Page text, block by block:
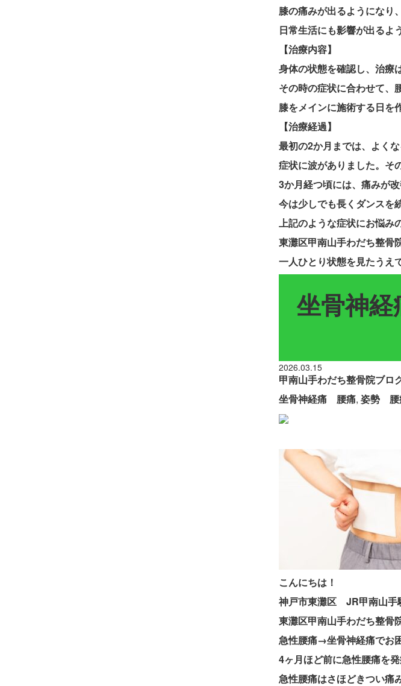
膝の痛みが出るようになり
日常生活にも影響が出るよ
【治療内容】
身体の状態を確認し、治療
その時の症状に合わせて、
膝をメインに施術する日を
【治療経過】
最初の2か月までは、よく
症状に波がありました。そ
3か月経つ頃には、痛みが
今は少しでも長くダンスを
上記のような症状にお悩
東灘区甲南山手わだち整骨
一人ひとり状態を見たうえ
坐骨神
2026.03.15
甲南山手わだち整骨院ブロ
坐骨神経痛 腰痛, 姿勢 腰
こんにちは！
神戸市東灘区 JR甲南山手
東灘区甲南山手わだち整骨
急性腰痛→坐骨神経痛でお
4ヶ月ほど前に急性腰痛を
急性腰痛はさほどきつい痛